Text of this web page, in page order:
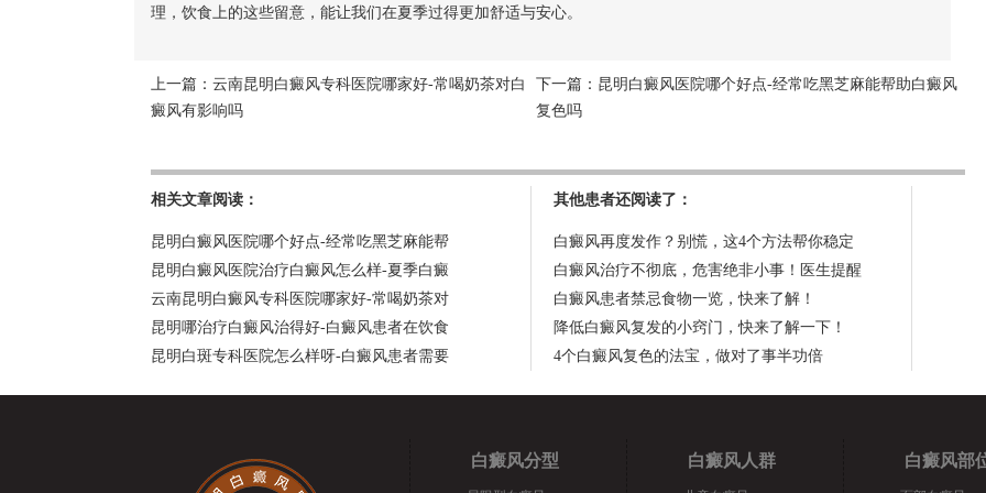
理，饮食上的这些留意，能让我们在夏季过得更加舒适与安心。
上一篇： 云南昆明白癜风专科医院哪家好-常喝奶茶对白
癜风有影响吗
下一篇： 昆明白癜风医院哪个好点-经常吃黑芝麻能帮助白癜风
复色吗
相关文章阅读：
昆明白癜风医院哪个好点-经常吃黑芝麻能帮
昆明白癜风医院治疗白癜风怎么样-夏季白癜
云南昆明白癜风专科医院哪家好-常喝奶茶对
昆明哪治疗白癜风治得好-白癜风患者在饮食
昆明白斑专科医院怎么样呀-白癜风患者需要
其他患者还阅读了：
白癜风再度发作？别慌，这4个方法帮你稳定
白癜风治疗不彻底，危害绝非小事！医生提醒
白癜风患者禁忌食物一览，快来了解！
降低白癜风复发的小窍门，快来了解一下！
4个白癜风复色的法宝，做对了事半功倍
白癜风分型 白癜风人群 白癜风部